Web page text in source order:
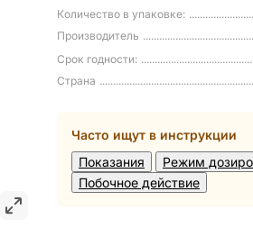
Количество в упаковке:
Производитель
Срок годности:
Страна
Часто ищут в инструкции
Показания
Режим
Побочное действие